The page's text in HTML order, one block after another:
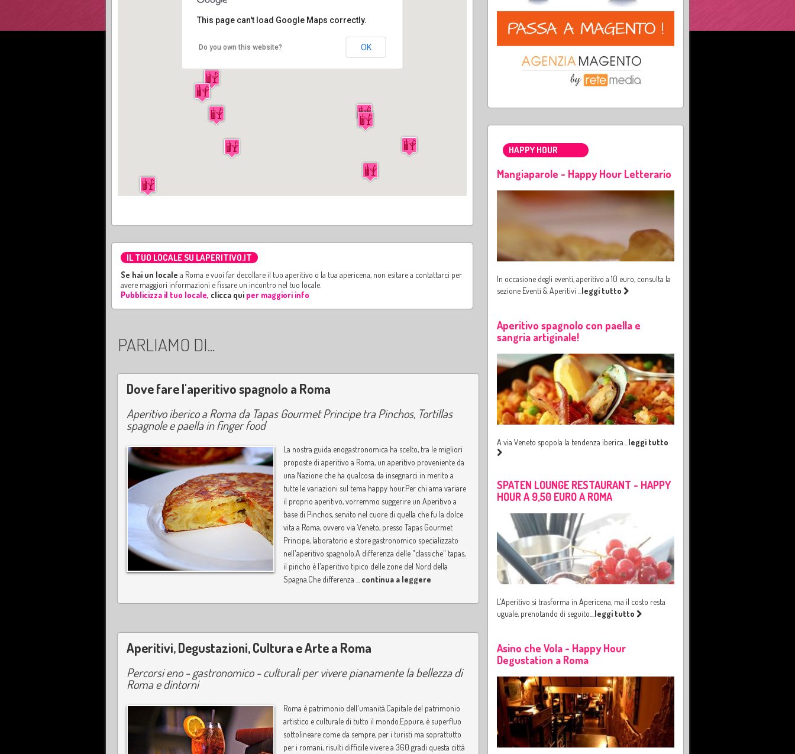
This page can't load Google Maps correctly.
Do you own this website? OK
IL TUO LOCALE SU LAPERITIVO.IT
Se hai un locale a Roma e vuoi far decollare il tuo aperitivo o la tua apericena, non esitare a contattarci per
avere maggiori informazioni e fissare un incontro nel tuo locale.
Pubblicizza il tuo locale, clicca qui per maggiori info
PARLIAMO DI...
Dove fare l'aperitivo spagnolo a Roma
Aperitivo iberico a Roma da Tapas Gourmet Principe tra Pinchos, Tortillas
spagnole e paella in finger food
La nostra guida enogastronomica ha scelto, tra le migliori
proposte di aperitivo a Roma, un aperitivo proveniente da
una Nazione che ha qualcosa da insegnarci in merito a
tutte le variazioni sul tema happy hour.Per chi ama variare
il proprio aperitivo, vorremmo suggerire un Aperitivo a
base di Pinchos, servito nel cuore di quella che fu la dolce
vita a Roma, ovvero via Veneto, presso Tapas Gourmet
Principe, laboratorio e store gastronomico specializzato
nell'aperitivo spagnolo.A differenza delle "classiche" tapas,
il pincho è l'aperitivo tipico delle zone del Nord della
Spagna.Che differenza ... continua a leggere
Aperitivi, Degustazioni, Cultura e Arte a Roma
Percorsi eno - gastronomico - culturali per vivere pianamente la bellezza di
Roma e dintorni
Roma è patrimonio dell'umanità.Capitale del patrimonio
artistico e culturale di tutto il mondo.Eppure, è superfluo
sottolineare come da sempre, per i turisti ma soprattutto
per i romani, risulti difficile vivere a 360 gradi questa città
HAPPY HOUR
Mangiaparole - Happy Hour Letterario
In occasione degli eventi, aperitivo a 10 euro, consulta la
sezione Eventi & Aperitivi
leggi tutto
Aperitivo spagnolo con paella e
sangria artiginale!
A via Veneto spopola la tendenza iberica. leggi tutto
SPATEN LOUNGE RESTAURANT - HAPPY
HOUR A 9,50 EURO A ROMA
L'Aperitivo si trasforma in Apericena, ma il costo resta
uguale, prenotando di seguito. leggi tutto
Asino che Vola - Happy Hour
Degustation a Roma